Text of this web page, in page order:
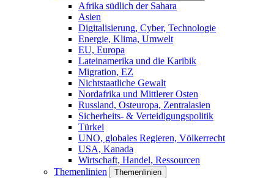
Afrika südlich der Sahara
Asien
Digitalisierung, Cyber, Technologie
Energie, Klima, Umwelt
EU, Europa
Lateinamerika und die Karibik
Migration, EZ
Nichtstaatliche Gewalt
Nordafrika und Mittlerer Osten
Russland, Osteuropa, Zentralasien
Sicherheits- & Verteidigungspolitik
Türkei
UNO, globales Regieren, Völkerrecht
USA, Kanada
Wirtschaft, Handel, Ressourcen
Themenlinien
Themenlinien